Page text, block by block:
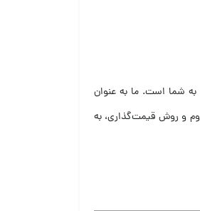
شما است. ما به عنوان
و روش قیمت‌گذاری، به